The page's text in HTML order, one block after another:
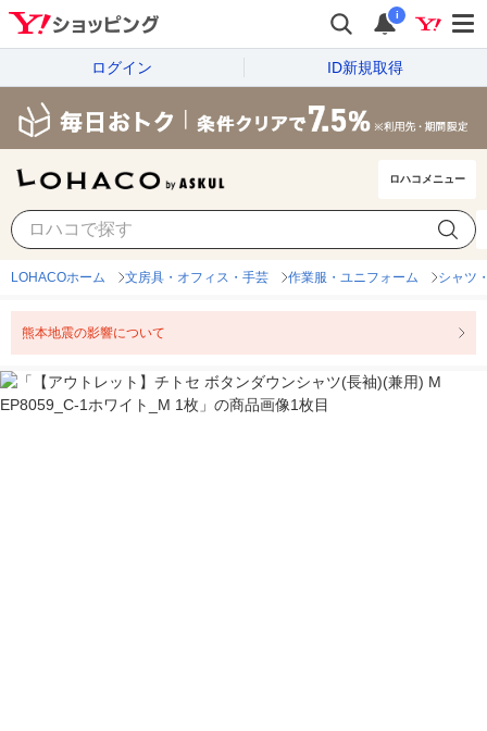
i
ログイン ID新規取得
ロハコメニュー
LOHACOホーム 文房具・オフィス・手芸 作業服・ユニフォーム シャツ
熊本地震の影響について